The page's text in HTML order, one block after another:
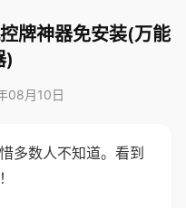
牌神器免安装(万能
)
08月10日
多数人不知道。看到